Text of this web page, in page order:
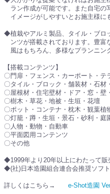
ラン作成が可能です。また自宅の
イメージがしやすいとお施主様に
◆植栽やアルミ製品、タイル・ブロ
ンツが搭載されております。豊富
風はもちろん、多様なプランニン
【搭載コンテンツ】
〇門扉・フェンス・カーポート・テ
〇タイル・ブロック・舗装材・石材
〇屋根材・住宅壁材・ドア・窓・壁
〇樹木・草花・地被・生垣・花壇
〇ポット・コンテナ・枕木・観葉植
〇灯籠・蹲・生垣・景石・砂利・庭
〇人物・動物・自動車
〇平面図用コンテンツ
〇その他
◆1999年より20年以上にわたって販
◆(社)日本造園組合連合会推奨ソフト
詳しくはこちら→ e-Shot造園